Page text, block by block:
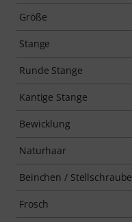
Größe
Stange
Runde Stange
Kantige Stange
Bewicklung
Naturhaar
Beinchen / Stellschraube
Frosch